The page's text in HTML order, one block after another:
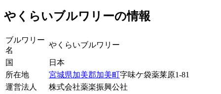
やくらいブルワリーの情報
ブルワリー
名
やくらいブルワリー
国
日本
所在地
宮城県加美郡加美町字味ケ袋薬莱原1-81
運営法人
株式会社薬楽振興公社